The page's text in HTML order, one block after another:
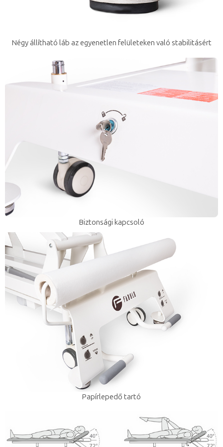
Négy állítható láb az egyenetlen felületeken való stabilitásért
Biztonsági kapcsoló
Papírlepedő tartó